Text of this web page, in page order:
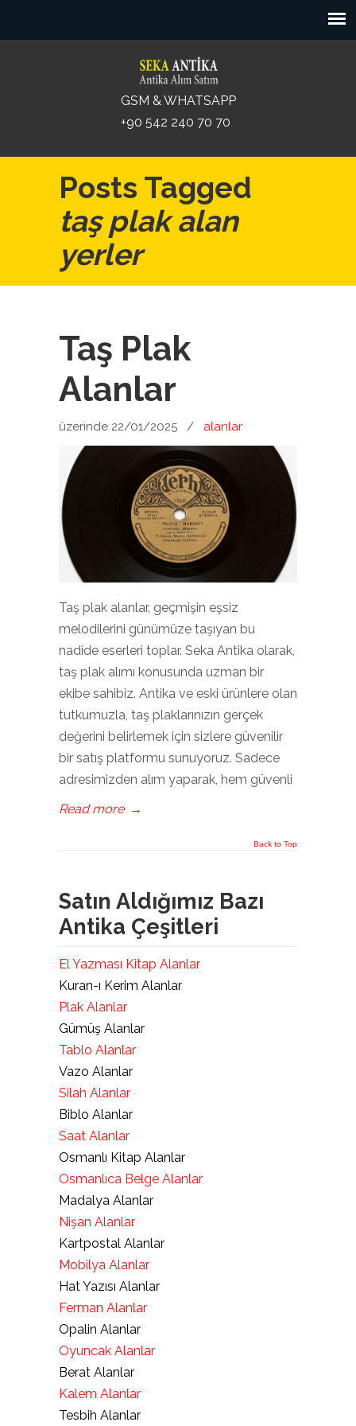
GSM & WHATSAPP
+90 542 240 70 70
Posts Tagged
taş plak alan
yerler
Taş Plak
Alanlar
üzerinde 22/01/2025 / alanlar
Taş plak alanlar, geçmişin eşsiz
melodilerini günümüze taşıyan bu
nadide eserleri toplar. Seka Antika olarak,
taş plak alımı konusunda uzman bir
ekibe sahibiz. Antika ve eski ürünlere olan
tutkumuzla, taş plaklarınızın gerçek
değerini belirlemek için sizlere güvenilir
bir satış platformu sunuyoruz. Sadece
adresimizden alım yaparak, hem güvenli
Read more →
Back to Top
Satın Aldığımız Bazı
Antika Çeşitleri
El Yazması Kitap Alanlar
Kuran-ı Kerim Alanlar
Plak Alanlar
Gümüş Alanlar
Tablo Alanlar
Vazo Alanlar
Silah Alanlar
Biblo Alanlar
Saat Alanlar
Osmanlı Kitap Alanlar
Osmanlıca Belge Alanlar
Madalya Alanlar
Nişan Alanlar
Kartpostal Alanlar
Mobilya Alanlar
Hat Yazısı Alanlar
Ferman Alanlar
Opalin Alanlar
Oyuncak Alanlar
Berat Alanlar
Kalem Alanlar
Tesbih Alanlar